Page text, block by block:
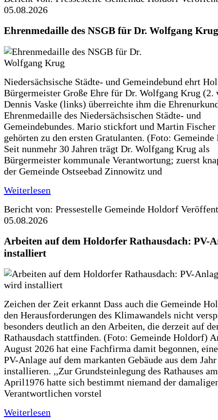
05.08.2026
Ehrenmedaille des NSGB für Dr. Wolfgang Krug
Niedersächsische Städte- und Gemeindebund ehrt
Bürgermeister Große Ehre für Dr. Wolfgang Krug (2.
Dennis Vaske (links) überreichte ihm die
Ehrenmedaille des Niedersächsischen Städte- und
Gemeindebundes. Mario stickfort und Martin Fischer
gehörten zu den ersten Gratulanten. (Foto:
Seit nunmehr 30 Jahren trägt Dr. Wolfgang Krug als
Bürgermeister kommunale Verantwortung; zuerst
der Gemeinde Ostseebad Zinnowitz und
Weiterlesen
Bericht von: Pressestelle Gemeinde Holdorf
05.08.2026
Arbeiten auf dem Holdorfer Rathausdach: PV-
installiert
Zeichen der Zeit erkannt Dass auch die Gemeinde
den Herausforderungen des Klimawandels nicht
besonders deutlich an den Arbeiten, die derzeit auf
Rathausdach stattfinden. (Foto: Gemeinde Holdorf)
August 2026 hat eine Fachfirma damit begonnen,
PV-Anlage auf dem markanten Gebäude aus dem
installieren. ,,Zur Grundsteinlegung des Rathauses
April1976 hatte sich bestimmt niemand der
Verantwortlichen vorstel
Weiterlesen